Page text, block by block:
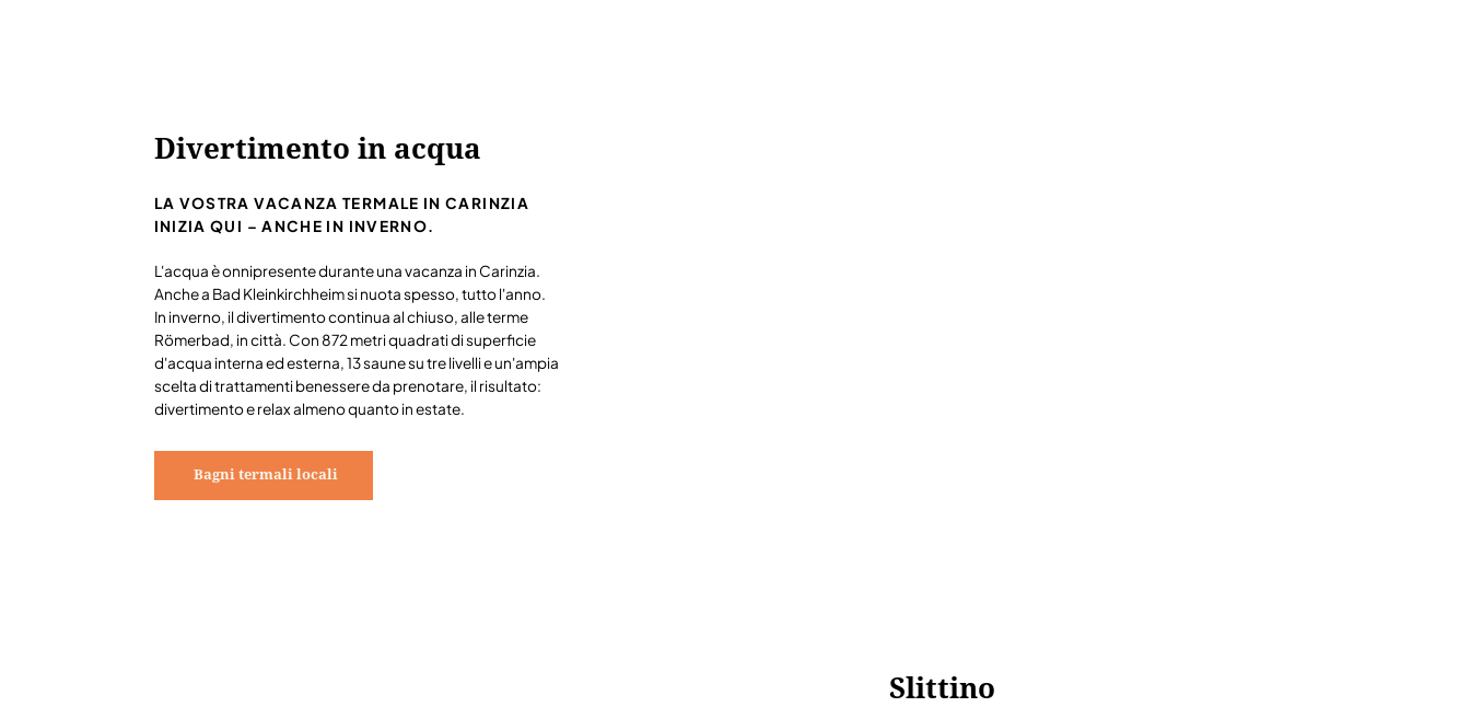
Divertimento in acqua
LA VOSTRA VACANZA TERMALE IN CARINZIA
INIZIA QUI – ANCHE IN INVERNO.
L'acqua è onnipresente durante una vacanza in Carinzia.
Anche a Bad Kleinkirchheim si nuota spesso, tutto l'anno.
In inverno, il divertimento continua al chiuso, alle terme
Römerbad, in città. Con 872 metri quadrati di superficie
d'acqua interna ed esterna, 13 saune su tre livelli e un'ampia
scelta di trattamenti benessere da prenotare, il risultato:
divertimento e relax almeno quanto in estate.
Bagni termali locali
Slittino